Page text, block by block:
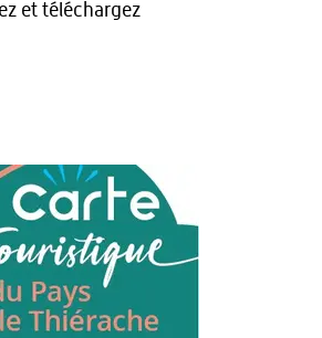
et téléchargez